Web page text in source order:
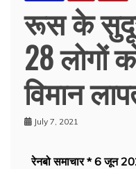
रूस के सुदूर
28 लोगों
विमान
July 7, 2021
रेनबो समाचार * 6 जून